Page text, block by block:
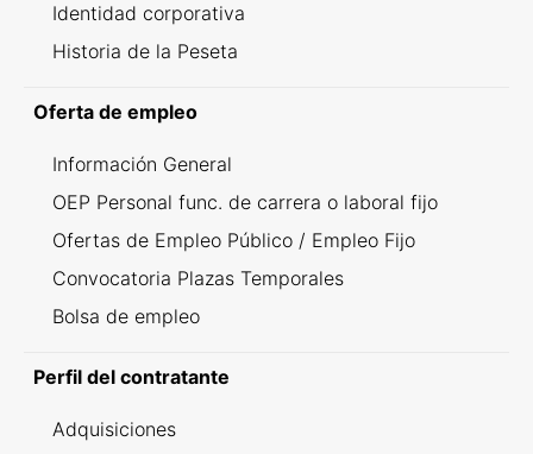
Identidad corporativa
Historia de la Peseta
Oferta de empleo
Información General
OEP Personal func. de carrera o laboral fijo
Ofertas de Empleo Público / Empleo Fijo
Convocatoria Plazas Temporales
Bolsa de empleo
Perfil del contratante
Adquisiciones